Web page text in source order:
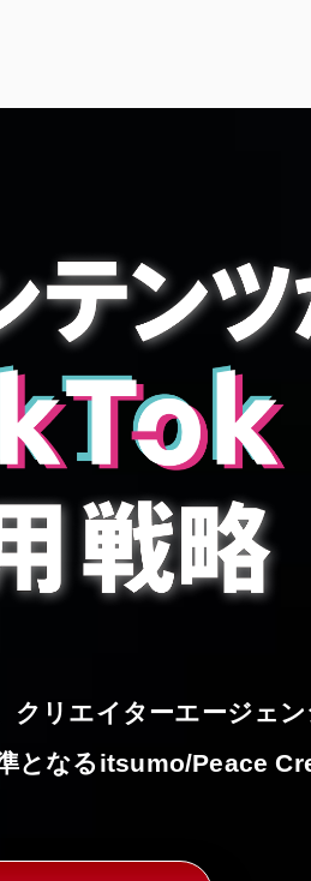
クリエイターエージェ
となる itsumo/Peace